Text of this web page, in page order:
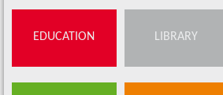
EDUCATION LIBRARY